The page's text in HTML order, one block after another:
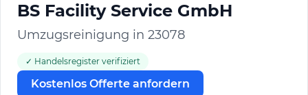
BS Facility Service GmbH
Umzugsreinigung in 23078
✓ Handelsregister verifiziert
Kostenlos Offerte anfordern